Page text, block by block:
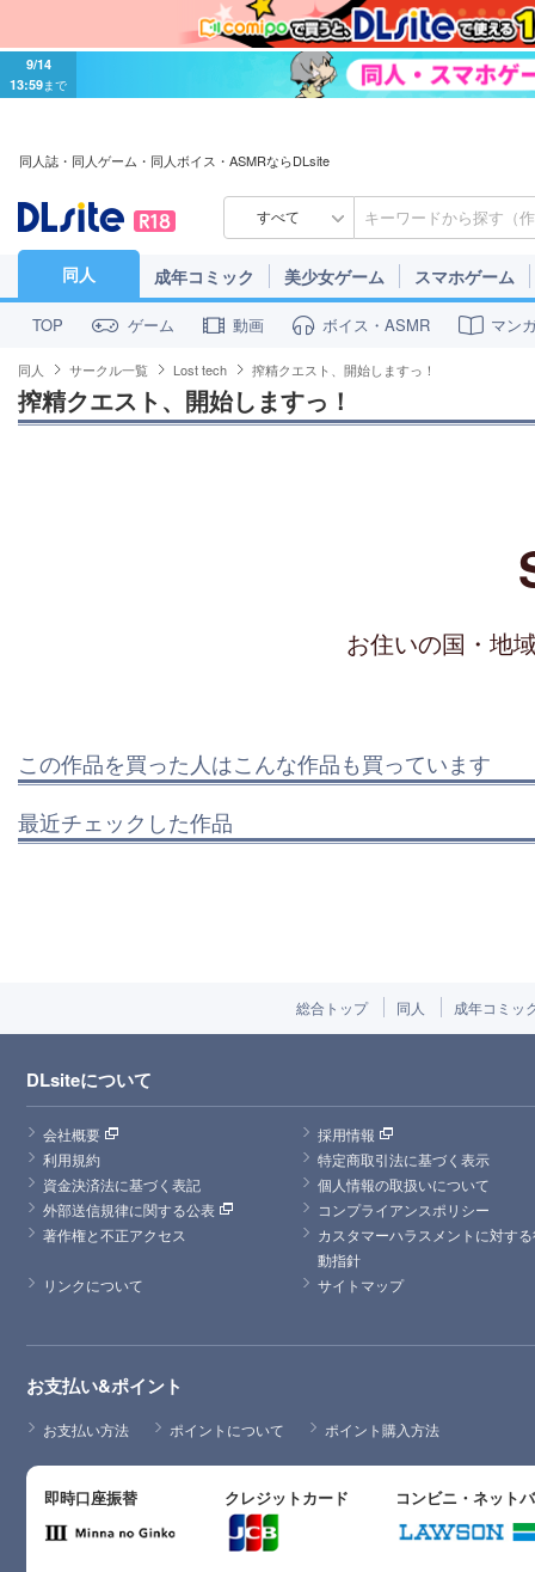
9/14
13:59まで
同人誌・同人ゲーム・同人ボイス・ASMRならDLsite
すべて
同人 成年コミック 美少女ゲーム スマホゲーム
TOP ゲーム 動画 ボイス・ASMR マン
同人 サークル一覧 Lost tech 搾精クエスト、開始しますっ！
搾精クエスト、開始しますっ！
お住いの国・地
この作品を買った人はこんな作品も買っています
最近チェックした作品
総合トップ 同人 成年コミッ
DLsiteについて
会社概要
採用情報
利用規約
特定商取引法に基づく表示
資金決済法に基づく表記
個人情報の取扱いについて
外部送信規律に関する公表
コンプライアンスポリシー
著作権と不正アクセス
カスタマーハラスメントに対す
動指針
リンクについて
サイトマップ
お支払い&ポイント
お支払い方法 ポイントについて ポイント購入方法
即時口座振替 クレジットカード コンビニ・ネット